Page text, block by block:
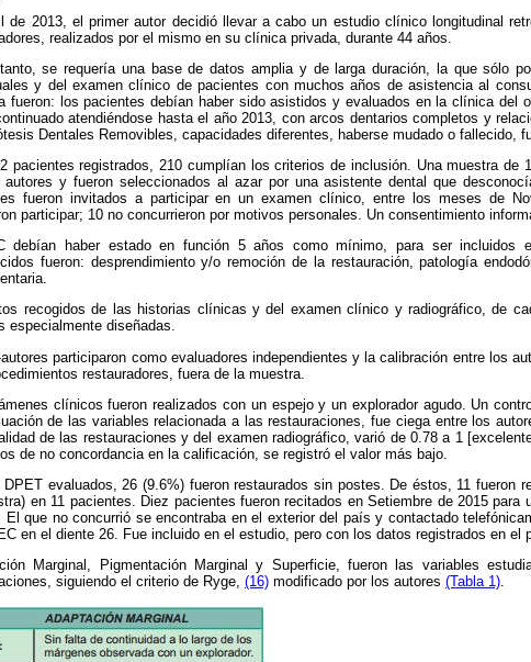
de 2013, el primer autor decidió llevar a cabo un estudio clínico longitudinal
realizados por el mismo en su clínica privada, durante 44 años.
se requería una base de datos amplia y de larga duración, la que sólo
y del examen clínico de pacientes con muchos años de asistencia al
fueron: los pacientes debían haber sido asistidos y evaluados en la clínica del
atendiéndose hasta el año 2013, con arcos dentarios completos y
Dentales Removibles, capacidades diferentes, haberse mudado o fallecido,
pacientes registrados, 210 cumplían los criterios de inclusión. Una muestra de
autores y fueron seleccionados al azar por una asistente dental que
fueron invitados a participar en un examen clínico, entre los meses de
participar; 10 no concurrieron por motivos personales. Un consentimiento
debían haber estado en función 5 años como mínimo, para ser incluidos
fueron: desprendimiento y/o remoción de la restauración, patología
recogidos de las historias clínicas y del examen clínico y radiográfico,de
especialmente diseñadas.
participaron como evaluadores independientes y la calibración entre los
restauradores, fuera de la muestra.
clínicos fueron realizados con un espejo y un explorador agudo. Un
de las variables relacionada a las restauraciones, fue ciega entre los
de las restauraciones y del examen radiográfico, varió de 0.78 a 1
de no concordancia en la calificación, se registró el valor más bajo.
DPET evaluados, 26 (9.6%) fueron restaurados sin postes. De éstos, 11 fueron
en 11 pacientes. Diez pacientes fueron recitados en Setiembre de 2015 para
El que no concurrió se encontraba en el exterior del país y contactado
en el diente 26. Fue incluido en el estudio, pero con los datos registrados en el
Marginal, Pigmentación Marginal y Superficie, fueron las variables
siguiendo el criterio de Ryge, (16) modificado por los autores (Tabla 1).